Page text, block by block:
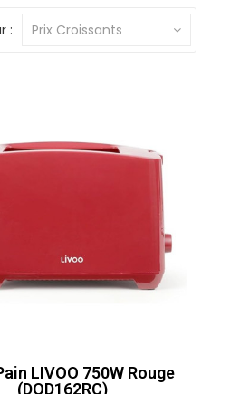
: Prix Croissants
LIVOO 750W Rouge
(DOD162RC)